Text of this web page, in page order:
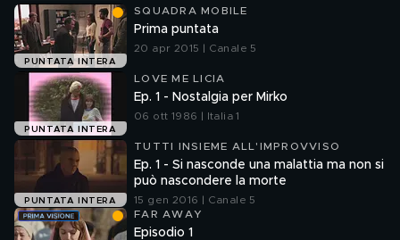
PUNTATA INTERA
SQUADRA MOBILE
Prima puntata
20 apr 2015 | Canale 5
PUNTATA INTERA
LOVE ME LICIA
Ep. 1 - Nostalgia per Mirko
06 ott 1986 | Italia 1
PUNTATA INTERA
TUTTI INSIEME ALL'IMPROVVISO
Ep. 1 - Si nasconde una malattia ma non si
può nascondere la morte
15 gen 2016 | Canale 5
FAR AWAY
Episodio 1